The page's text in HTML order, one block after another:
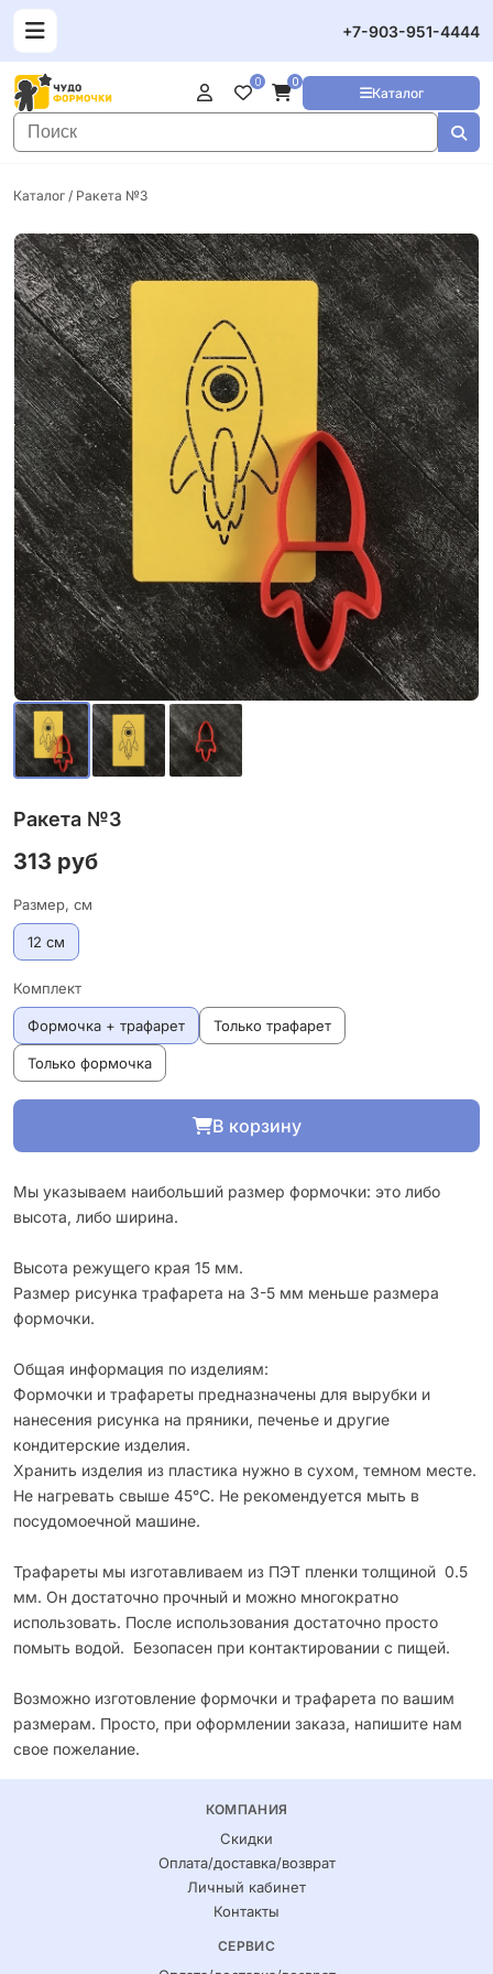
+7-903-951-4444
Каталог
0 0
Каталог / Ракета №3
Ракета №3
313 руб
Размер, см
12 см
Комплект
Формочка + трафарет Только трафарет
Только формочка
В корзину
Мы указываем наибольший размер формочки: это либо
высота, либо ширина.
Высота режущего края 15 мм.
Размер рисунка трафарета на 3-5 мм меньше размера
формочки.
Общая информация по изделиям:
Формочки и трафареты предназначены для вырубки и
нанесения рисунка на пряники, печенье и другие
кондитерские изделия.
Хранить изделия из пластика нужно в сухом, темном месте.
Не нагревать свыше 45°С. Не рекомендуется мыть в
посудомоечной машине.
Трафареты мы изготавливаем из ПЭТ пленки толщиной 0.5
мм. Он достаточно прочный и можно многократно
использовать. После использования достаточно просто
помыть водой. Безопасен при контактировании с пищей.
Возможно изготовление формочки и трафарета по вашим
размерам. Просто, при оформлении заказа, напишите нам
свое пожелание.
КОМПАНИЯ
Скидки
Оплата/доставка/возврат
Личный кабинет
Контакты
СЕРВИС